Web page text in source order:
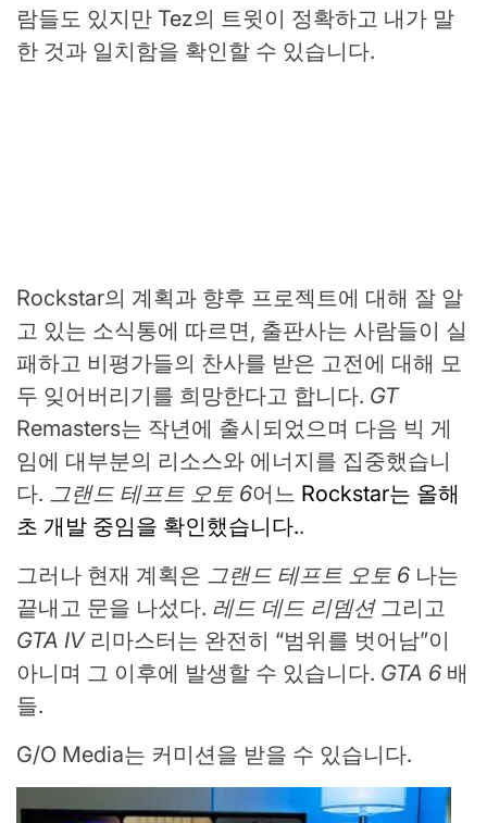
람들도 있지만 Tez의 트윗이 정확하고 내가 말
한 것과 일치함을 확인할 수 있습니다.
Rockstar의 계획과 향후 프로젝트에 대해 잘 알
고 있는 소식통에 따르면, 출판사는 사람들이 실
패하고 비평가들의 찬사를 받은 고전에 대해 모
두 잊어버리기를 희망한다고 합니다. GT
Remasters는 작년에 출시되었으며 다음 빅 게
임에 대부분의 리소스와 에너지를 집중했습니
다. 그랜드 테프트 오토 6어느 Rockstar는 올해
초 개발 중임을 확인했습니다..
그러나 현재 계획은 그랜드 테프트 오토 6 나는
끝내고 문을 나섰다. 레드 데드 리뎀션그리고
GTA IV리마스터는 완전히 “범위를 벗어남”이
아니며 그 이후에 발생할 수 있습니다. GTA 6 배
들.
G/O Media는 커미션을 받을 수 있습니다.